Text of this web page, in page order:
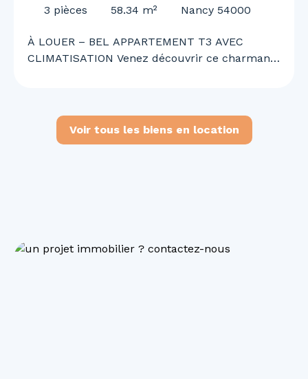
3 pièces 58.34 m² Nancy 54000
À LOUER – BEL APPARTEMENT T3 AVEC
CLIMATISATION Venez découvrir ce charmant
séjour lumineux, de deux chambres, d’une
salle de bains, d’un WC ainsi que d’une
organiser une visite et découvrir votre futur
Voir tous les biens en location